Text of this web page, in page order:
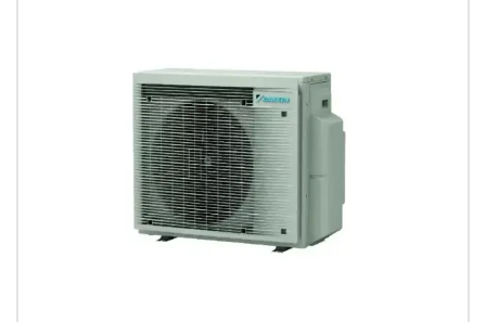
Мултисплит системи
Канални климатици
Касетъчни климатици
КОНВЕКТОРИ
Стенни конвектори